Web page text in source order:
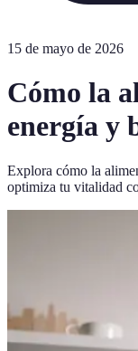
15 de mayo de 2026
Cómo la
energía y
Explora cómo la
optimiza tu vitalidad